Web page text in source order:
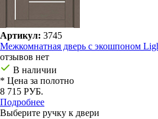
Артикул: 3745
Межкомнатная дверь с экошпоном
отзывов нет
В наличии
* Цена за полотно
8 715 РУБ.
Подробнее
Выберите ручку к двери